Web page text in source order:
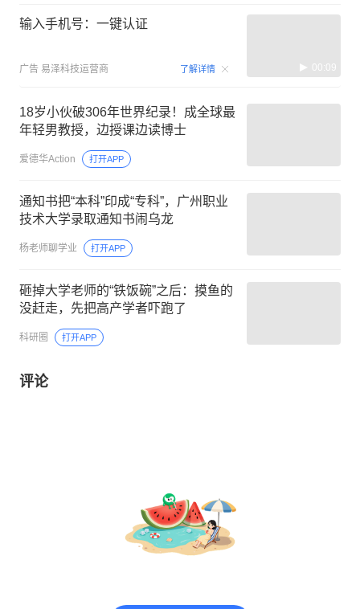
输入手机号：一键认证
广告 易泽科技运营商 了解详情 00:09
18岁小伙破306年世界纪录！成全球最
年轻男教授，边授课边读博士
爱德华Action 打开APP
通知书把“本科”印成“专科”，广州职业
技术大学录取通知书闹乌龙
杨老师聊学业 打开APP
砸掉大学老师的“铁饭碗”之后：摸鱼的
没赶走，先把高产学者吓跑了
科研圈 打开APP
评论